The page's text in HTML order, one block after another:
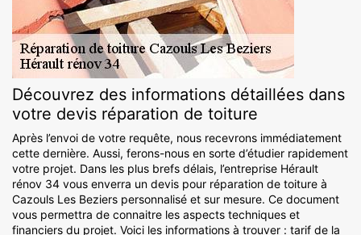
Découvrez des informations détaillées dans
votre devis réparation de toiture
Après l’envoi de votre requête, nous recevrons immédiatement
cette dernière. Aussi, ferons-nous en sorte d’étudier rapidement
votre projet. Dans les plus brefs délais, l’entreprise Hérault
rénov 34 vous enverra un devis pour réparation de toiture à
Cazouls Les Beziers personnalisé et sur mesure. Ce document
vous permettra de connaitre les aspects techniques et
financiers du projet. Voici les informations à trouver : tarif de la